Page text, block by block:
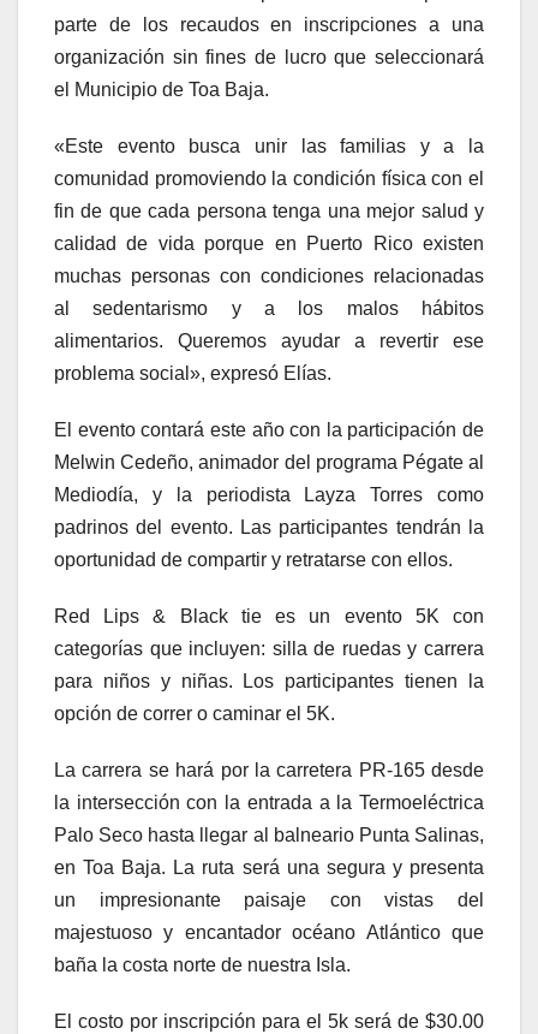
parte de los recaudos en inscripciones a una
organización sin fines de lucro que seleccionará
el Municipio de Toa Baja.
«Este evento busca unir las familias y a la
comunidad promoviendo la condición física con el
fin de que cada persona tenga una mejor salud y
calidad de vida porque en Puerto Rico existen
muchas personas con condiciones relacionadas
al sedentarismo y a los malos hábitos
alimentarios. Queremos ayudar a revertir ese
problema social», expresó Elías.
El evento contará este año con la participación de
Melwin Cedeño, animador del programa Pégate al
Mediodía, y la periodista Layza Torres como
padrinos del evento. Las participantes tendrán la
oportunidad de compartir y retratarse con ellos.
Red Lips & Black tie es un evento 5K con
categorías que incluyen: silla de ruedas y carrera
para niños y niñas. Los participantes tienen la
opción de correr o caminar el 5K.
La carrera se hará por la carretera PR-165 desde
la intersección con la entrada a la Termoeléctrica
Palo Seco hasta llegar al balneario Punta Salinas,
en Toa Baja. La ruta será una segura y presenta
un impresionante paisaje con vistas del
majestuoso y encantador océano Atlántico que
baña la costa norte de nuestra Isla.
El costo por inscripción para el 5k será de $30.00